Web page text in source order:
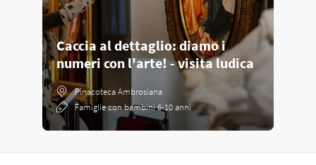
Caccia al dettaglio: diamo i
numeri con l'arte! - visita ludica
Pinacoteca Ambrosiana
Famiglie con bambini 6-10 anni